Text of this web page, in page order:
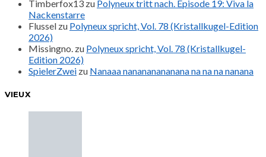
Timberfox13 zu Polyneux tritt nach. Episode 19: Viva la
Nackenstarre
Flussel zu Polyneux spricht, Vol. 78 (Kristallkugel-Edition
2026)
Missingno. zu Polyneux spricht, Vol. 78 (Kristallkugel-
Edition 2026)
SpielerZwei zu Nanaaa nanananananana na na na nanana
VIEUX